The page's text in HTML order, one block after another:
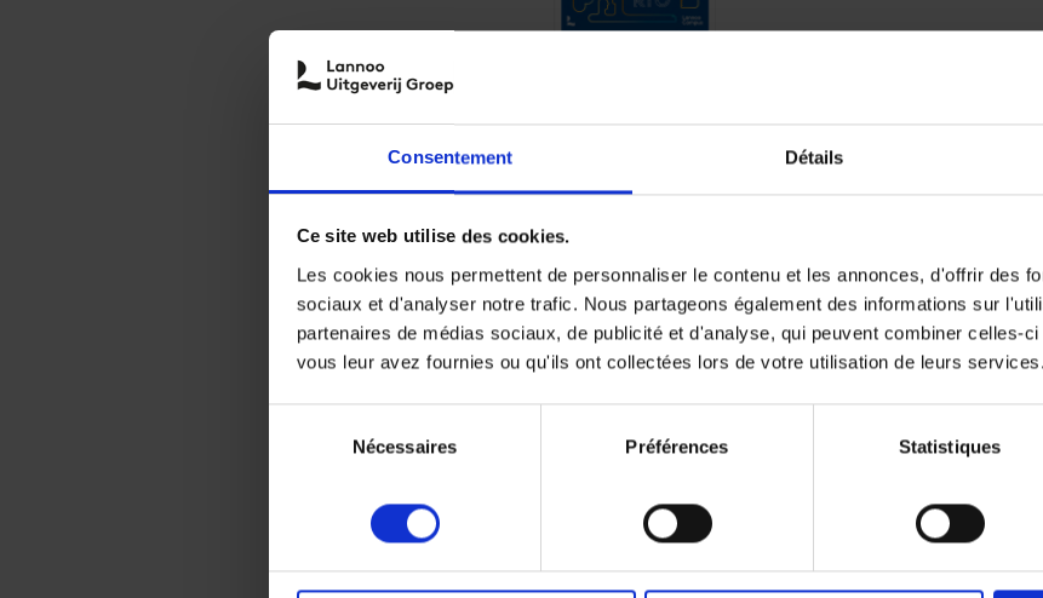
Consentement Détails
Ce site web utilise des cookies.
Les cookies nous permettent de personnaliser le contenu et les annonces, d'offrir des
sociaux et d'analyser notre trafic. Nous partageons également des informations sur
partenaires de médias sociaux, de publicité et d'analyse, qui peuvent combiner celles-
vous leur avez fournies ou qu'ils ont collectées lors de votre utilisation de leurs services.
Nécessaires Préférences Statistiques
Hysteria (EN)
Develop and Implement a Winning
Gino Van Ossel
Digital marketing like a
completely revised edition